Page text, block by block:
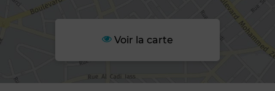
Voir la carte